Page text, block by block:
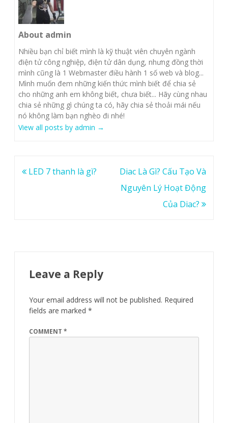
About admin
Nhiều bạn chỉ biết mình là kỹ thuật viên chuyên ngành
điện tử công nghiệp, điện tử dân dụng, nhưng đồng thời
mình cũng là 1 Webmaster điều hành 1 số web và blog...
Mình muốn đem những kiến thức mình biết để chia sẻ
cho những anh em không biết, chưa biết... Hãy cùng nhau
chia sẻ những gì chúng ta có, hãy chia sẻ thoải mái nếu
nó không làm bạn nghèo đi nhé!
View all posts by admin →
Post
LED 7 thanh là gì?
Diac Là Gì? Cấu Tạo Và
Nguyên Lý Hoạt Động
Của Diac?
Leave a Reply
Your email address will not be published. Required
fields are marked *
COMMENT *